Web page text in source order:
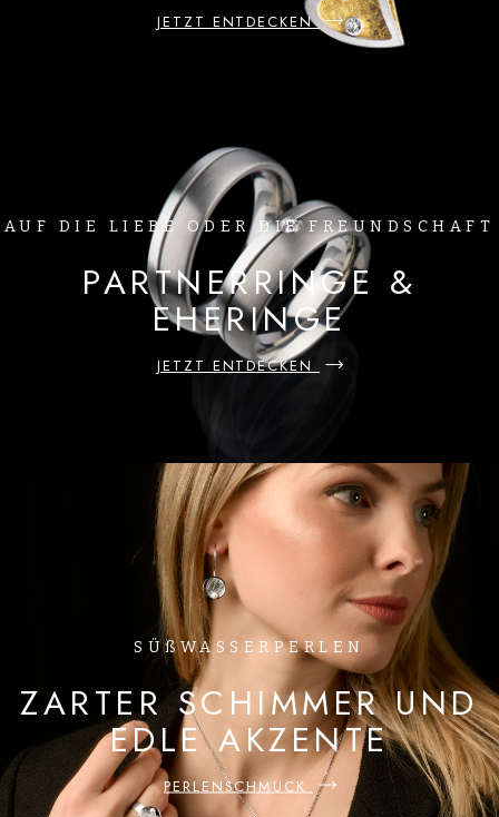
JETZT ENTDECKEN
AUF DIE LIEBE ODER DIE FREUNDSCHAFT
PARTNERRINGE &
EHERINGE
JETZT ENTDECKEN
SÜßWASSERPERLEN
ZARTER SCHIMMER UND
EDLE AKZENTE
PERLENSCHMUCK